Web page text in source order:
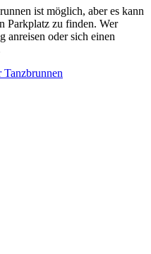
ist möglich, aber es kann
Parkplatz zu finden. Wer
anreisen oder sich einen